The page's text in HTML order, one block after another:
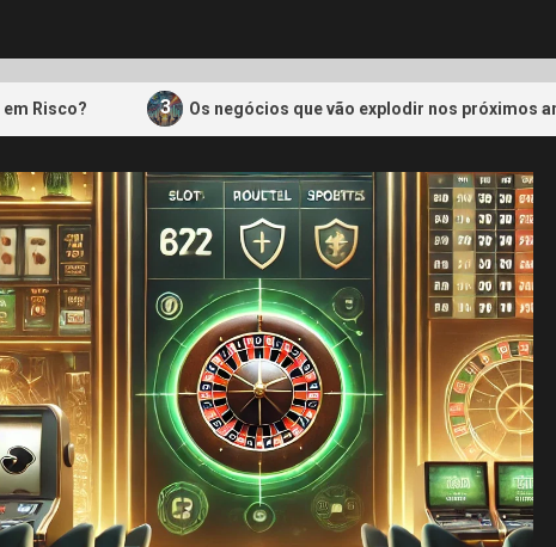
3 Os negócios que vão explodir nos próximos anos (e como